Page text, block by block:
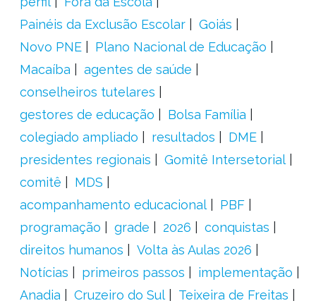
Painéis da Exclusão Escolar
Goiás
Novo PNE
Plano Nacional de Educação
Macaíba
agentes de saúde
conselheiros tutelares
gestores de educação
Bolsa Família
colegiado ampliado
resultados
DME
presidentes regionais
Gomitê Intersetorial
comitê
MDS
acompanhamento educacional
PBF
programação
grade 2026
conquistas
direitos humanos
Volta às Aulas 2026
Notícias
primeiros passos
implementação
Anadia
Cruzeiro do Sul
Teixeira de Freitas